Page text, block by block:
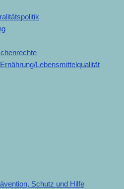
Lebensmittelqualität
Schutz und Hilfe